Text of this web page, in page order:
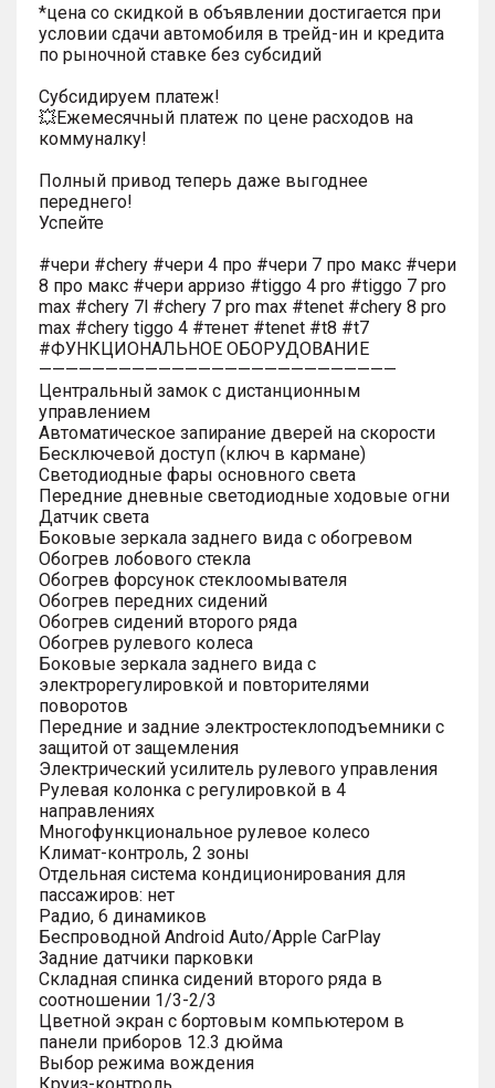
*цена со скидкой в объявлении достигается при
условии сдачи автомобиля в трейд-ин и кредита
по рыночной ставке без субсидий
Субсидируем платеж!
💥Ежемесячный платеж по цене расходов на
коммуналку!
Полный привод теперь даже выгоднее
переднего!
Успейте
#чери #chery #чери 4 про #чери 7 про макс #чери
8 про макс #чери арризо #tiggo 4 pro #tiggo 7 pro
max #chery 7l #chery 7 pro max #tenet #chery 8 pro
max #chery tiggo 4 #тенет #tenet #t8 #t7
#ФУНКЦИОНАЛЬНОЕ ОБОРУДОВАНИЕ
———————————————————————————
Центральный замок с дистанционным
управлением
Автоматическое запирание дверей на скорости
Бесключевой доступ (ключ в кармане)
Светодиодные фары основного света
Передние дневные светодиодные ходовые огни
Датчик света
Боковые зеркала заднего вида с обогревом
Обогрев лобового стекла
Обогрев форсунок стеклоомывателя
Обогрев передних сидений
Обогрев сидений второго ряда
Обогрев рулевого колеса
Боковые зеркала заднего вида с
электрорегулировкой и повторителями
поворотов
Передние и задние электростеклоподъемники с
защитой от защемления
Электрический усилитель рулевого управления
Рулевая колонка с регулировкой в 4
направлениях
Многофункциональное рулевое колесо
Климат-контроль, 2 зоны
Отдельная система кондиционирования для
пассажиров: нет
Радио, 6 динамиков
Беспроводной Android Auto/Apple CarPlay
Задние датчики парковки
Складная спинка сидений второго ряда в
соотношении 1/3-2/3
Цветной экран с бортовым компьютером в
панели приборов 12.3 дюйма
Выбор режима вождения
Круиз-контроль